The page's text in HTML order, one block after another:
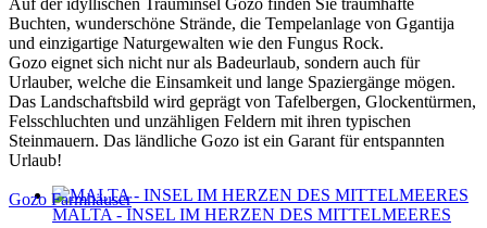
MALTA - INSEL IM HERZEN DES MITTELMEERES
Auf der idyllischen Trauminsel Gozo finden Sie traumhafte
Buchten, wunderschöne Strände, die Tempelanlage von Ggantija
und einzigartige Naturgewalten wie den Fungus Rock.
Gozo eignet sich nicht nur als Badeurlaub, sondern auch für
Urlauber, welche die Einsamkeit und lange Spaziergänge mögen.
Das Landschaftsbild wird geprägt von Tafelbergen, Glockentürmen,
Felsschluchten und unzähligen Feldern mit ihren typischen
Steinmauern. Das ländliche Gozo ist ein Garant für entspannten
Urlaub!
Gozo Farmhäuser